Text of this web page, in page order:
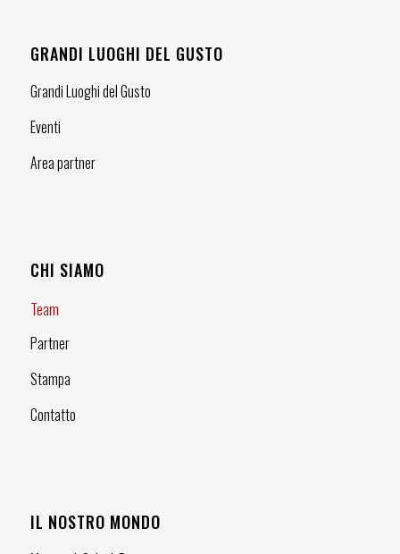
GRANDI LUOGHI DEL GUSTO
Grandi Luoghi del Gusto
Eventi
Area partner
CHI SIAMO
Team
Partner
Stampa
Contatto
IL NOSTRO MONDO